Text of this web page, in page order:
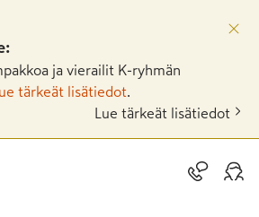
ja vierailit K-ryhmän
lue tärkeät lisätiedot
Lue tärkeät lisätiedot